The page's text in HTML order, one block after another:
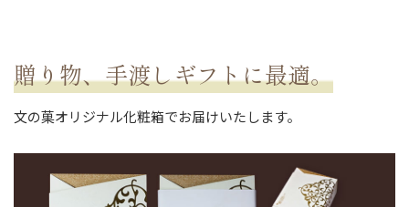
贈り物、手渡しギフトに最適。
文の菓オリジナル化粧箱でお届けいたします。